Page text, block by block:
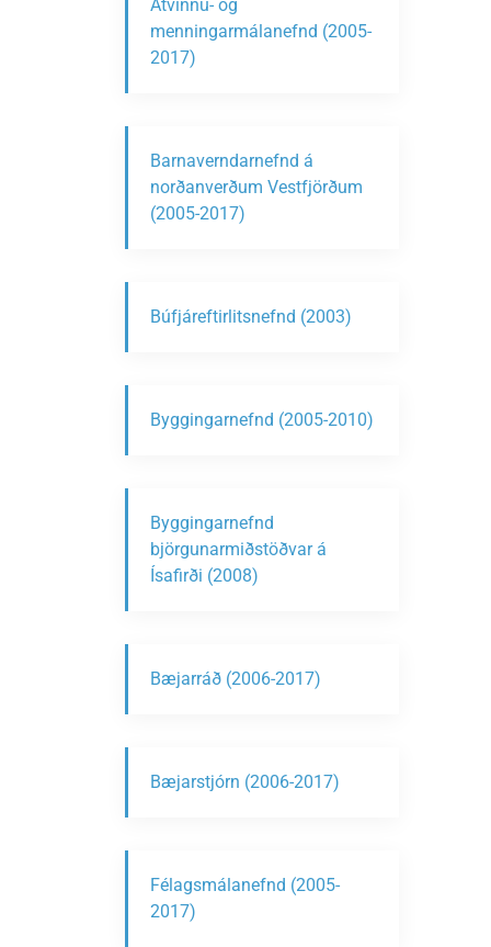
Atvinnu- og
menningarmálanefnd (2005-
2017)
Barnaverndarnefnd á
norðanverðum Vestfjörðum
(2005-2017)
Búfjáreftirlitsnefnd (2003)
Byggingarnefnd (2005-2010)
Byggingarnefnd
björgunarmiðstöðvar á
Ísafirði (2008)
Bæjarráð (2006-2017)
Bæjarstjórn (2006-2017)
Félagsmálanefnd (2005-
2017)